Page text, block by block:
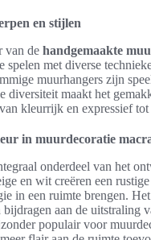
en stijlen
van de handgemaakte
spelen met diverse
muurhangers zijn
diversiteit maakt het
kleurrijk en expressief
in muurdecoratie
onderdeel van het
en wit creëren een
in een ruimte brengen.
bijdragen aan de uitstraling
populair voor